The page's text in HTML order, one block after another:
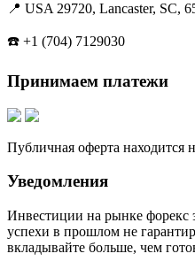
📍 USA 29720, Lancaster, SC,
☎️ +1 (704) 7129030
Принимаем платежи
Публичная оферта находится
Уведомления
Инвестиции на рынке форекс
успехи в прошлом не
вкладывайте больше, чем